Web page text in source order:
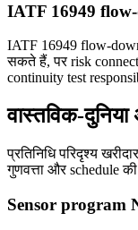
IATF 16949
IATF 16949 flow-
सकते हैं, पर risk
continuity test
वास्तविक-
प्रतिनिधि परिदृश्य
गुणवत्ता और schedule
Sensor program